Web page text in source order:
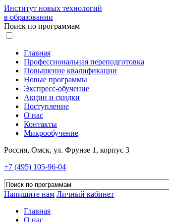
Институт новых технологий
в образовании
Поиск по программам
Главная
Профессиональная переподготовка
Повышение квалификации
Новые программы
Экспресс-обучение
Акции и скидки
Поступление
О нас
Контакты
Микрообучение
Россия, Омск, ул. Фрунзе 1, корпус 3
+7 (495) 105-96-04
Напишите нам Личный кабинет
Главная
О нас